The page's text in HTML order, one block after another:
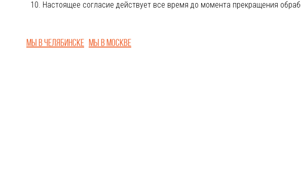
Настоящее согласие действует все время до момента прекращения
Мы в Челябинске Мы в Москве